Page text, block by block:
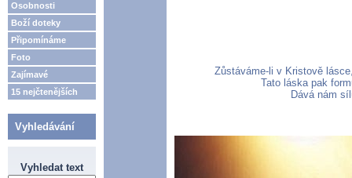
Osobnosti
Boží doteky
Připomínáme
Foto
Zajímavé
15 nejčtenějších
Vyhledávání
Vyhledat text
Zůstáváme-li v Kristově
Tato láska pak
Dává nám